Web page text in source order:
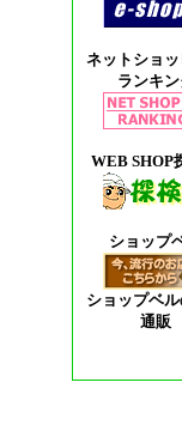
ネットショ
ランキ
WEB SHOP
ショップ
ショップベ
通販